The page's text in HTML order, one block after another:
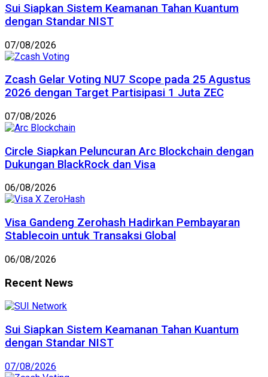
Sui Siapkan Sistem Keamanan Tahan Kuantum
dengan Standar NIST
07/08/2026
Zcash Gelar Voting NU7 Scope pada 25 Agustus
2026 dengan Target Partisipasi 1 Juta ZEC
07/08/2026
Circle Siapkan Peluncuran Arc Blockchain dengan
Dukungan BlackRock dan Visa
06/08/2026
Visa Gandeng Zerohash Hadirkan Pembayaran
Stablecoin untuk Transaksi Global
06/08/2026
Recent News
Sui Siapkan Sistem Keamanan Tahan Kuantum
dengan Standar NIST
07/08/2026